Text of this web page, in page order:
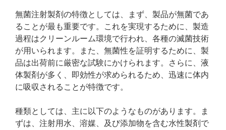
無菌注射製剤の特徴としては、まず、製品が無菌であ
ることが最も重要です。これを実現するために、製造
過程はクリーンルーム環境で行われ、各種の滅菌技術
が用いられます。また、無菌性を証明するために、製
品は出荷前に厳密な試験にかけられます。さらに、液
体製剤が多く、即効性が求められるため、迅速に体内
に吸収されることが特徴です。
種類としては、主に以下のようなものがあります。ま
ずは、注射用水、溶媒、及び添加物を含む水性製剤で